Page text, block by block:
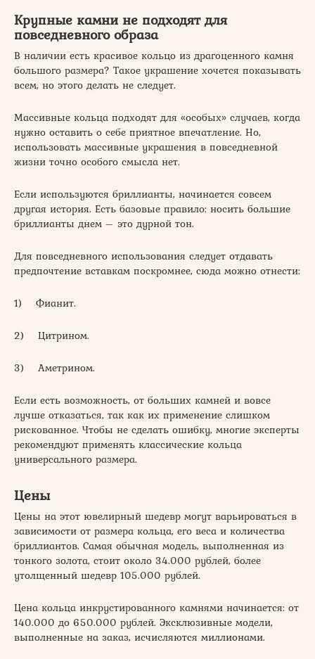
Крупные камни не подходят для
повседневного образа
В наличии есть красивое кольцо из драгоценного камня
большого размера? Такое украшение хочется показывать
всем, но этого делать не следует.
Массивные кольца подходят для «особых» случаев, когда
нужно оставить о себе приятное впечатление. Но,
использовать массивные украшения в повседневной
жизни точно особого смысла нет.
Если используются бриллианты, начинается совсем
другая история. Есть базовые правило: носить большие
бриллианты днем – это дурной тон.
Для повседневного использования следует отдавать
предпочтение вставкам поскромнее, сюда можно отнести:
1) Фианит.
2) Цитрином.
3) Аметрином.
Если есть возможность, от больших камней и вовсе
лучше отказаться, так как их применение слишком
рискованное. Чтобы не сделать ошибку, многие эксперты
рекомендуют применять классические кольца
универсального размера.
Цены
Цены на этот ювелирный шедевр могут варьироваться в
зависимости от размера кольца, его веса и количества
бриллиантов. Самая обычная модель, выполненная из
тонкого золота, стоит около 34.000 рублей, более
утолщенный шедевр 105.000 рублей.
Цена кольца инкрустированного камнями начинается: от
140.000 до 650.000 рублей. Эксклюзивные модели,
выполненные на заказ, исчисляются миллионами.